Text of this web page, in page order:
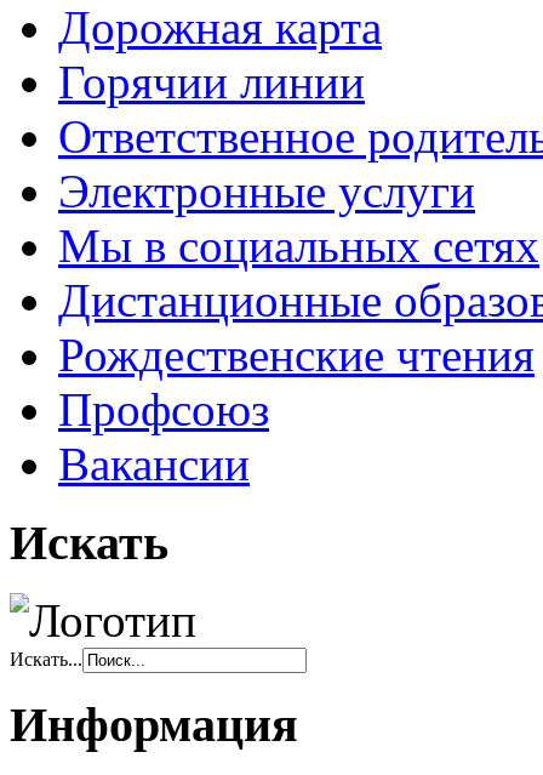
Дорожная карта
Горячии линии
Ответственное
Электронные услуги
Мы в социальных сетях
Дистанционные
Рождественские чтения
Профсоюз
Вакансии
Искать
Искать...
Информация